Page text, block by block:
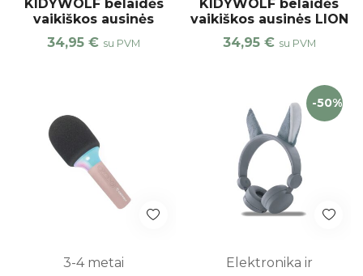
KIDYWOLF belaidės
vaikiškos ausinės
34,95€ su PVM
KIDYWOLF belaidės
vaikiškos ausinės LION
34,95 € su PVM
3-4 metai
-50%
Elektronika ir